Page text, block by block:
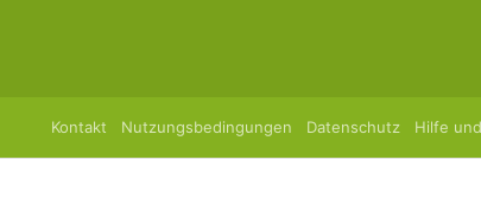
Kontakt Nutzungsbedingungen Datenschutz Hilfe